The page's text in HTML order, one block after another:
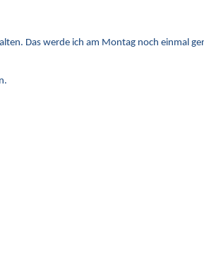
Das werde ich am Montag noch einmal